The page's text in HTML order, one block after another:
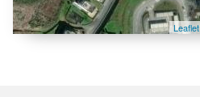
Leaflet